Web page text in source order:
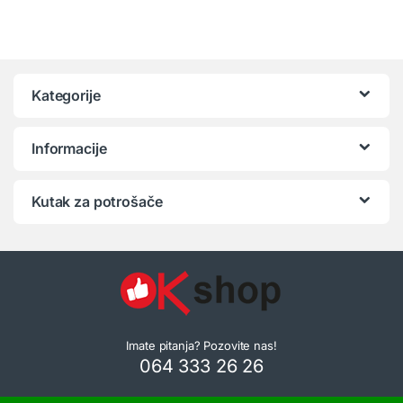
Kategorije
Informacije
Kutak za potrošače
Imate pitanja? Pozovite nas!
064 333 26 26